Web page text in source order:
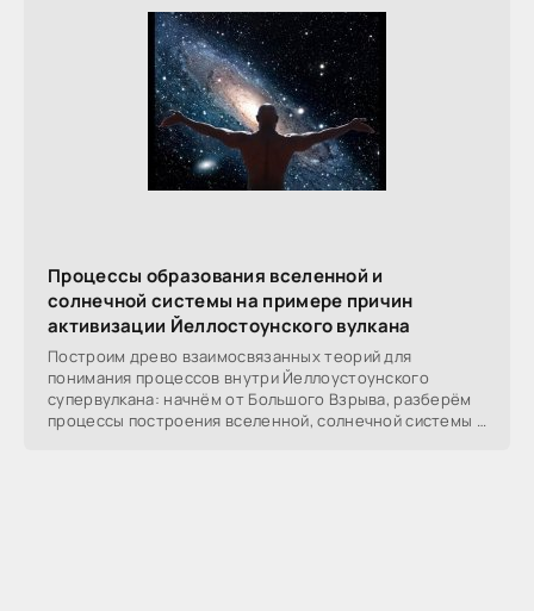
Процессы образования вселенной и
солнечной системы на примере причин
активизации Йеллостоунского вулкана
Построим древо взаимосвязанных теорий для
понимания процессов внутри Йеллоустоунского
супервулкана: начнём от Большого Взрыва, разберём
процессы построения вселенной, солнечной системы в